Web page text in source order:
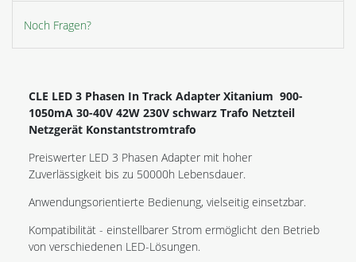
Noch Fragen?
CLE LED 3 Phasen In Track Adapter Xitanium 900-
1050mA 30-40V 42W 230V schwarz Trafo Netzteil
Netzgerät Konstantstromtrafo
Preiswerter LED 3 Phasen Adapter mit hoher
Zuverlässigkeit bis zu 50000h Lebensdauer.
Anwendungsorientierte Bedienung, vielseitig einsetzbar.
Kompatibilität - einstellbarer Strom ermöglicht den Betrieb
von verschiedenen LED-Lösungen.